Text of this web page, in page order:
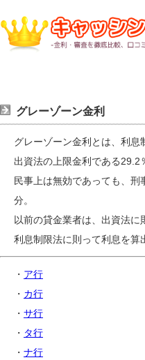
グレーゾーン金利
グレーゾーン金利とは、利息
出資法の上限金利である29.2
民事上は無効であっても、刑
分。
以前の貸金業者は、出資法に
利息制限法に則って利息を算
・ ア行
・ カ行
・ サ行
・ タ行
・ ナ行